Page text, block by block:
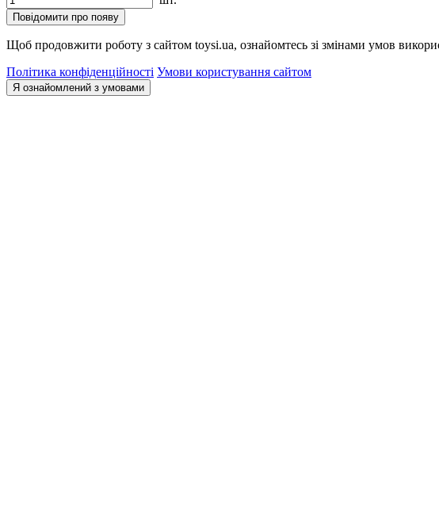
Повідомити про появу
Щоб продовжити роботу з сайтом toysi.ua, ознайомтесь зі змінами умов
Політика конфіденційності Умови користування сайтом
Я ознайомлений з умовами